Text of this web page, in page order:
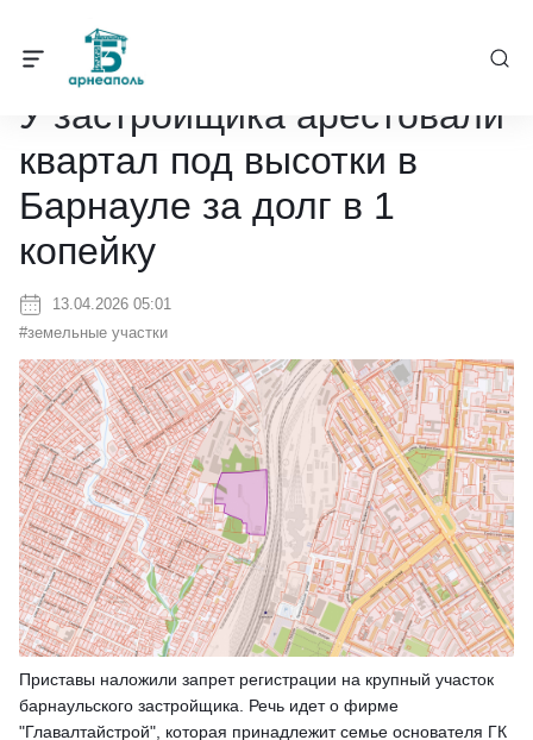
Барнеаполь / У застройщика арестовали квартал под
У застройщика арестовали
квартал под высотки в
Барнауле за долг в 1
копейку
13.04.2026 05:01
#земельные участки
Приставы наложили запрет регистрации на крупный участок
барнаульского застройщика. Речь идет о фирме
"Главалтайстрой", которая принадлежит семье основателя ГК